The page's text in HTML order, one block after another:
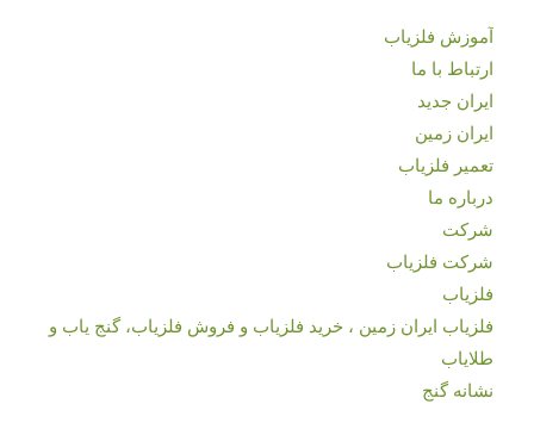
آموزش فلزیاب
ارتباط با ما
ایران جدید
ایران زمین
تعمیر فلزیاب
درباره ما
شرکت
شرکت فلزیاب
فلزیاب
فلزیاب ایران زمین ، خرید فلزیاب و فروش فلزیاب، گنج یاب و
طلایاب
نشانه گنج